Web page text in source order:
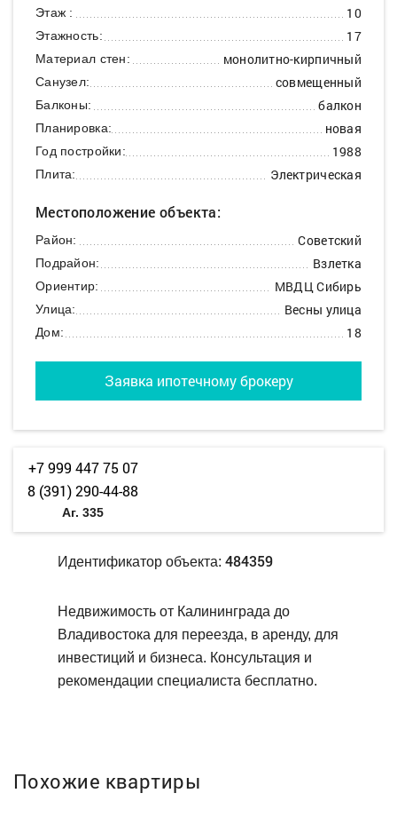
Этаж : 10
Этажность: 17
Материал стен: монолитно-кирпичный
Санузел: совмещенный
Балконы: балкон
Планировка: новая
Год постройки: 1988
Плита: Электрическая
Местоположение объекта:
Район: Советский
Подрайон: Взлетка
Ориентир: МВДЦ Сибирь
Улица: Весны улица
Дом: 18
Заявка ипотечному брокеру
+7 999 447 75 07
8 (391) 290-44-88
Аг. 335
Идентификатор объекта: 484359
Недвижимость от Калининграда до
Владивостока для переезда, в аренду, для
инвестиций и бизнеса. Консультация и
рекомендации специалиста бесплатно.
Похожие квартиры